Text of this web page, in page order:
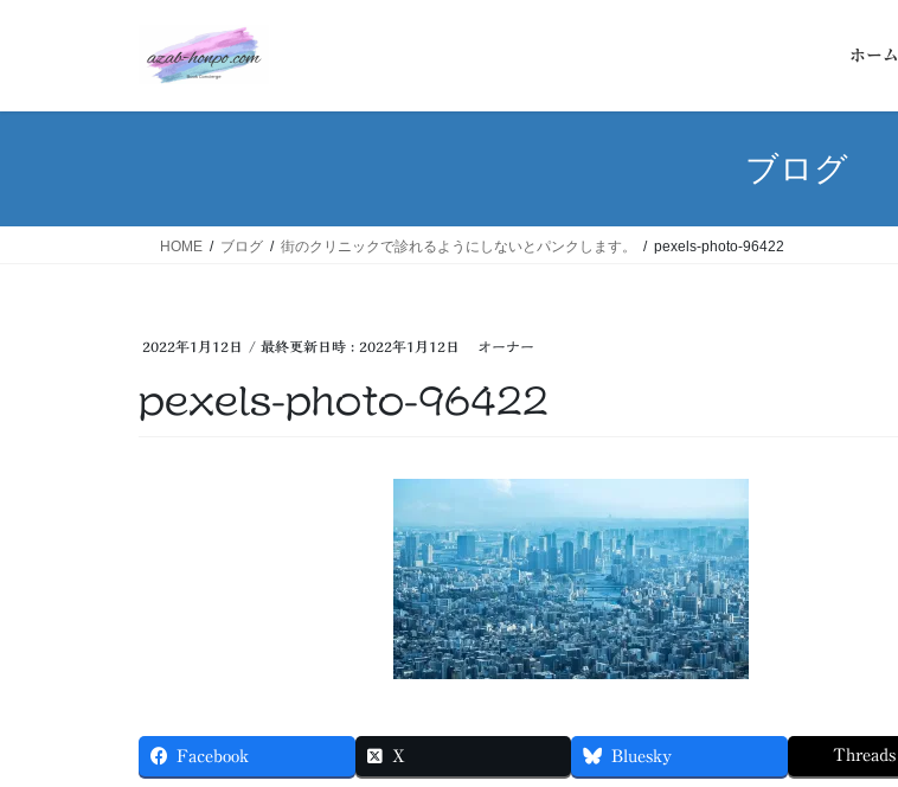
ホーム
ブログ
HOME ブログ 街のクリニックで診れるようにしないとパンクします。 pexels-photo-96422
2022年1月12日 / 最終更新日時 : 2022年1月12日 オーナー
pexels-photo-96422
Facebook X Bluesky Threads